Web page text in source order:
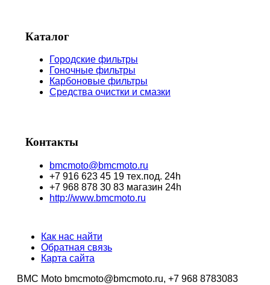
Каталог
Городские фильтры
Гоночные фильтры
Карбоновые фильтры
Средства очистки и смазки
Контакты
bmcmoto@bmcmoto.ru
+7 916 623 45 19 тех.под. 24h
+7 968 878 30 83 магазин 24h
http://www.bmcmoto.ru
Как нас найти
Обратная связь
Карта сайта
BMC Moto bmcmoto@bmcmoto.ru, +7 968 8783083